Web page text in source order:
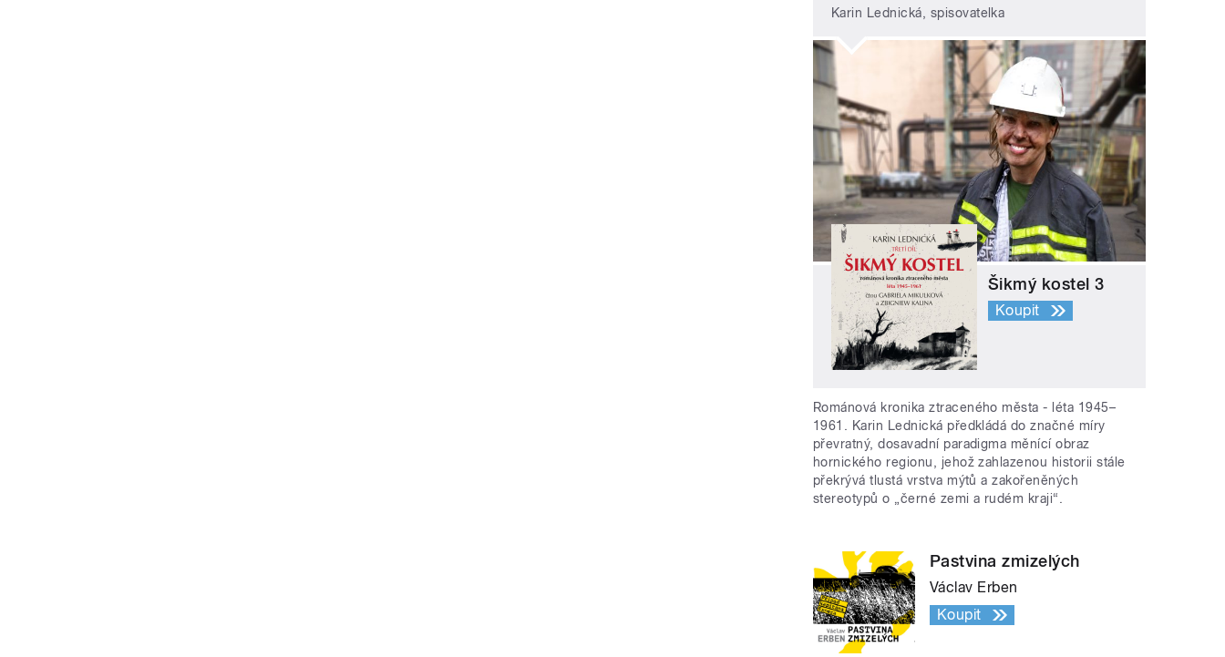
Karin Lednická, spisovatelka
Šikmý kostel 3
Koupit
Románová kronika ztraceného města - léta 1945–
1961. Karin Lednická předkládá do značné míry
převratný, dosavadní paradigma měnící obraz
hornického regionu, jehož zahlazenou historii stále
překrývá tlustá vrstva mýtů a zakořeněných
stereotypů o „černé zemi a rudém kraji“.
Pastvina zmizelých
Václav Erben
Koupit